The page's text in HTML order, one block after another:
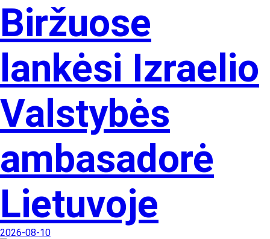
Biržuose
lankėsi Izraelio
Valstybės
ambasadorė
Lietuvoje
2026-08-10